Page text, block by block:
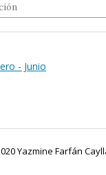
- Junio
Yazmine Farfán